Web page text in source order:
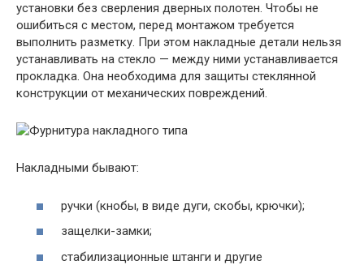
установки без сверления дверных полотен. Чтобы не
ошибиться с местом, перед монтажом требуется
выполнить разметку. При этом накладные детали нельзя
устанавливать на стекло — между ними устанавливается
прокладка. Она необходима для защиты стеклянной
конструкции от механических повреждений.
Накладными бывают:
ручки (кнобы, в виде дуги, скобы, крючки);
защелки-замки;
стабилизационные штанги и другие